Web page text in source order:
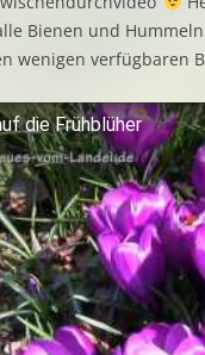
Bienen und
wenigen verfügbaren
die Frühblüher